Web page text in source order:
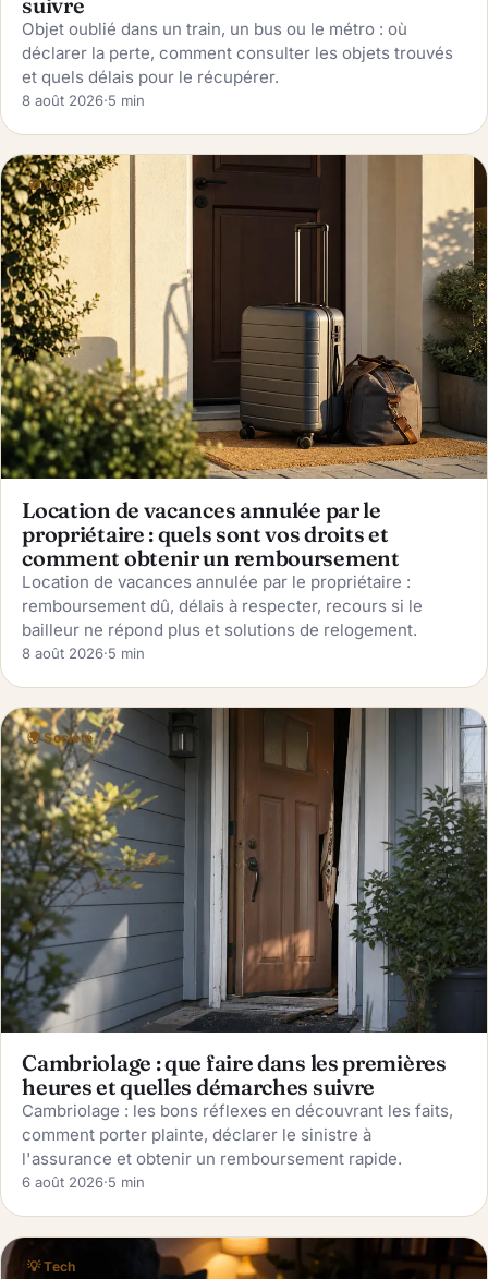
suivre
Objet oublié dans un train, un bus ou le métro : où
déclarer la perte, comment consulter les objets trouvés
et quels délais pour le récupérer.
8 août 2026·5 min
🧭 Voyage
Location de vacances annulée par le
propriétaire : quels sont vos droits et
comment obtenir un remboursement
Location de vacances annulée par le propriétaire :
remboursement dû, délais à respecter, recours si le
bailleur ne répond plus et solutions de relogement.
8 août 2026·5 min
🌍 Société
Cambriolage : que faire dans les premières
heures et quelles démarches suivre
Cambriolage : les bons réflexes en découvrant les faits,
comment porter plainte, déclarer le sinistre à
l'assurance et obtenir un remboursement rapide.
6 août 2026·5 min
💡 Tech